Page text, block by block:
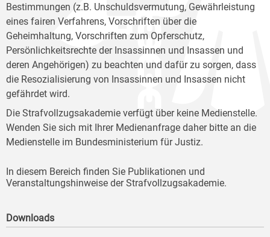
Bestimmungen (z.B. Unschuldsvermutung, Gewährleistung
eines fairen Verfahrens, Vorschriften über die
Geheimhaltung, Vorschriften zum Opferschutz,
Persönlichkeitsrechte der Insassinnen und Insassen und
deren Angehörigen) zu beachten und dafür zu sorgen, dass
die Resozialisierung von Insassinnen und Insassen nicht
gefährdet wird.
Die Strafvollzugsakademie verfügt über keine Medienstelle.
Wenden Sie sich mit Ihrer Medienanfrage daher bitte an die
Medienstelle im Bundesministerium für Justiz.
In diesem Bereich finden Sie Publikationen und
Veranstaltungshinweise der Strafvollzugsakademie.
Downloads